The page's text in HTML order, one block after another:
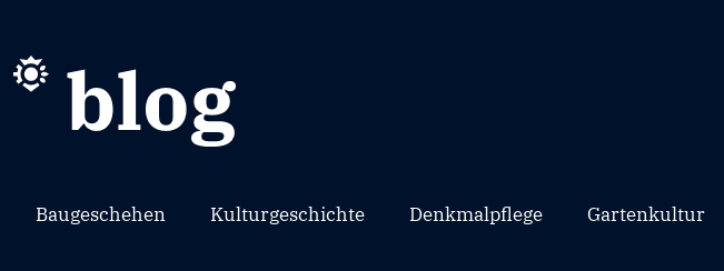
Baugeschehen Kulturgeschichte Denkmalpflege Gartenkultur